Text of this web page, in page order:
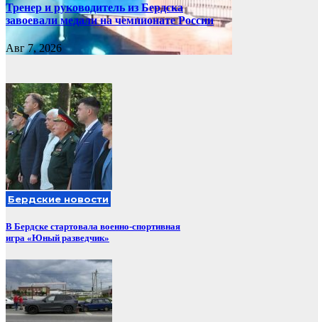
Тренер и руководитель из Бердска
завоевали медали на чемпионате России
Авг 7, 2026
Бердские новости
В Бердске стартовала военно-спортивная
игра «Юный разведчик»